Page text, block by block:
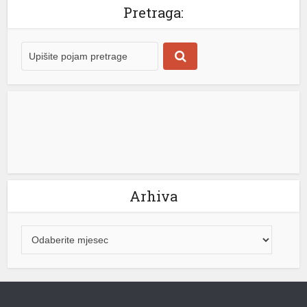
ekonomista agencije UN-a FAO ( Organizacija
hrane bile su glavni pokretač talasa inflacije širom […]
[...]
Pretraga:
Arhiva